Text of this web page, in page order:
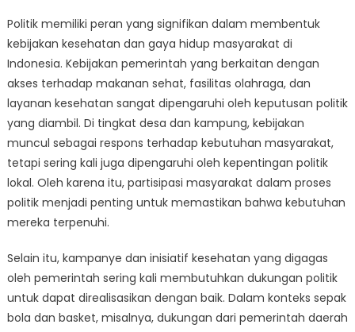
Politik memiliki peran yang signifikan dalam membentuk
kebijakan kesehatan dan gaya hidup masyarakat di
Indonesia. Kebijakan pemerintah yang berkaitan dengan
akses terhadap makanan sehat, fasilitas olahraga, dan
layanan kesehatan sangat dipengaruhi oleh keputusan politik
yang diambil. Di tingkat desa dan kampung, kebijakan
muncul sebagai respons terhadap kebutuhan masyarakat,
tetapi sering kali juga dipengaruhi oleh kepentingan politik
lokal. Oleh karena itu, partisipasi masyarakat dalam proses
politik menjadi penting untuk memastikan bahwa kebutuhan
mereka terpenuhi.
Selain itu, kampanye dan inisiatif kesehatan yang digagas
oleh pemerintah sering kali membutuhkan dukungan politik
untuk dapat direalisasikan dengan baik. Dalam konteks sepak
bola dan basket, misalnya, dukungan dari pemerintah daerah